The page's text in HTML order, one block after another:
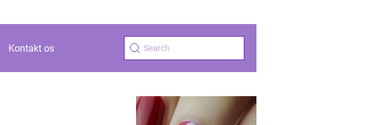
Kontakt os